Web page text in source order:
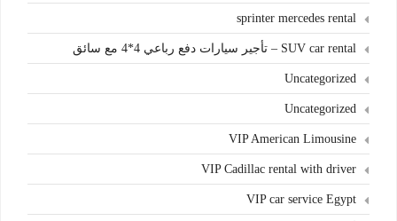
sprinter mercedes rental
SUV car rental – تأجير سيارات دفع رباعي 4*4 مع سائق
Uncategorized
Uncategorized
VIP American Limousine
VIP Cadillac rental with driver
VIP car service Egypt